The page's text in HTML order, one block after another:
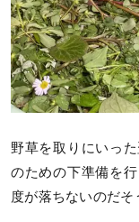
野草を取りにいっ
のための下準備を
度が落ちないのだそ